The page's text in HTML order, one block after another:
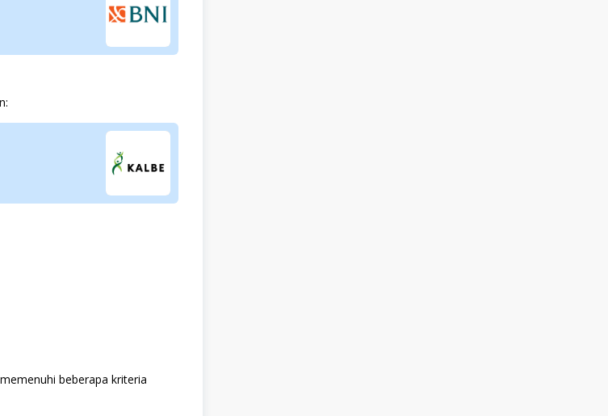
beberapa kriteria